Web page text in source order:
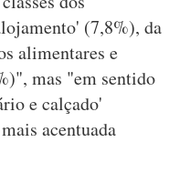
(7,8%), da
alimentares e
mas "em sentido
e calçado'
acentuada